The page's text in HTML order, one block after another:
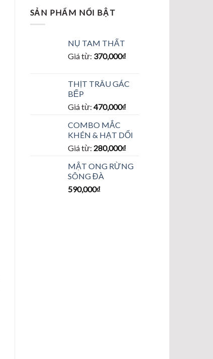
SẢN PHẨM NỔI BẬT
NỤ TAM THẤT
Giá từ: 370,000₫
THỊT TRÂU GÁC
BẾP
Giá từ: 470,000₫
COMBO MẮC
KHÉN & HẠT DỔI
Giá từ: 280,000₫
MẬT ONG RỪNG
SÔNG ĐÀ
590,000₫